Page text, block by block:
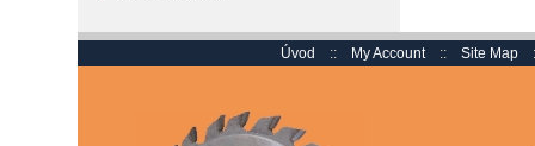
Úvod :: My Account :: Site Map